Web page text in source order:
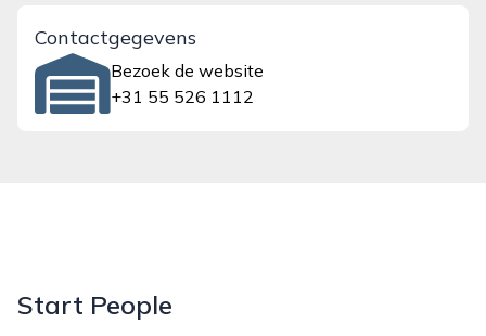
Contactgegevens
Bezoek de website
+31 55 526 1112
Start People